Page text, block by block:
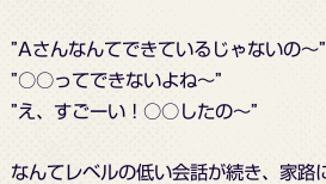
”Aさんなんてできているじゃないの～”
”○○ってできないよね～”
”え、すごーい！○○したの～”
なんてレベルの低い会話が続き、家路